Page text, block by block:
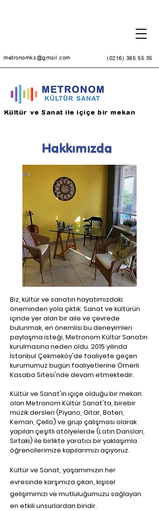
(0216) 365 55 35
metronomks@gmail.com
Kültür ve Sanat ile içiçe bir mekan
Hakkımızda
Biz, kültür ve sanatın hayatımızdaki
öneminden yola çıktık. Sanat ve kültürün
içinde yer alan bir aile ve çevrede
bulunmak, en önemlisi bu deneyimleri
paylaşma isteği, Metronom Kültür Sanatın
kurulmasına neden oldu. 2015 yılında
İstanbul Çekmeköy'de faaliyete geçen
kurumumuz bugün faaliyetlerine Ömerli
Kasaba Sitesi'nde devam etmektedir.
Kültür ve Sanat'ın içiçe olduğu bir mekan
olan Metronom Kültür Sanat'ta, birebir
müzik dersleri (Piyano, Gitar, Bateri,
Keman, Çello) ve grup çalışması olarak
yapılan çeşitli atölyelerde (Latin Dansları,
Sirtaki) ile birlikte yaratıcı bir yaklaşımla
öğrencilerimize kapılarımızı açıyoruz.
Kültür ve Sanat, yaşamımızın her
evresinde karşımıza çıkan, kişisel
gelişimimizi ve mutluluğumuzu sağlayan
en etkili unsurlardan biridir.